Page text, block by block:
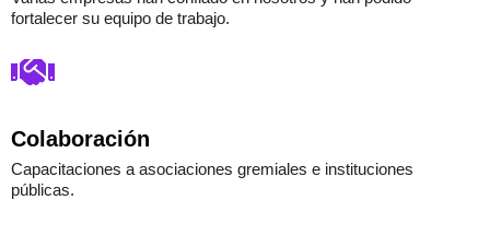
fortalecer su equipo de trabajo.
Colaboración
Capacitaciones a asociaciones gremiales e instituciones
públicas.